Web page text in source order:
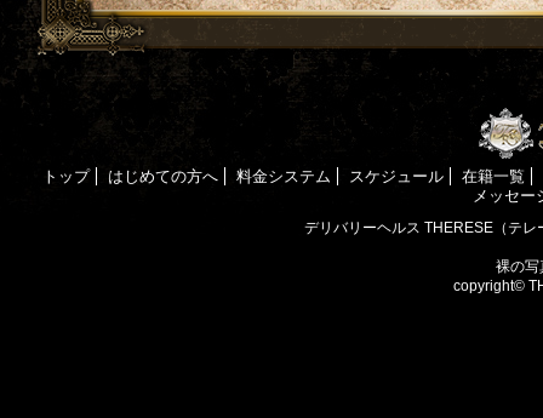
トップ はじめての方へ 料金システム スケジュール
在籍一覧
メッセー
デリバリーヘルス THERESE（テレ
裸の
copyright©